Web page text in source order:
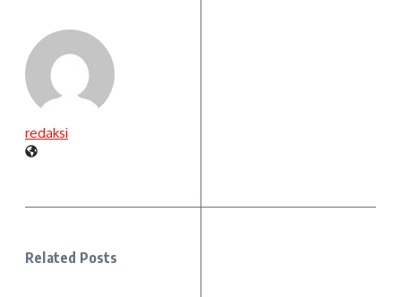
redaksi
Related Posts